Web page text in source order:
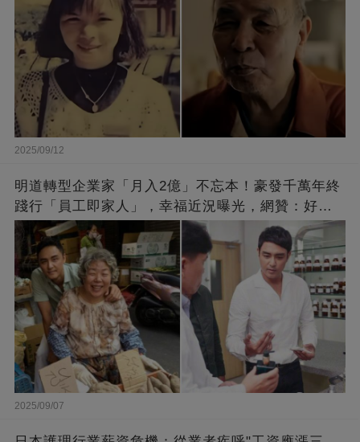
2025/09/12
明道轉型企業家「月入2億」不忘本！豪發千萬年終
踐行「員工即家人」，幸福近況曝光，網贊：好老
闆的福報
2025/09/07